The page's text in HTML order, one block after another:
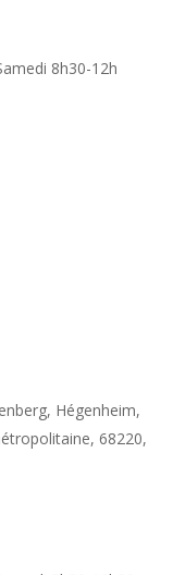
8h30-12h
Hégenheim,
68220,